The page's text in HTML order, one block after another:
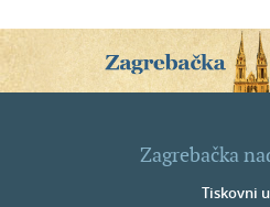
Zagrebačka
Tiskovni